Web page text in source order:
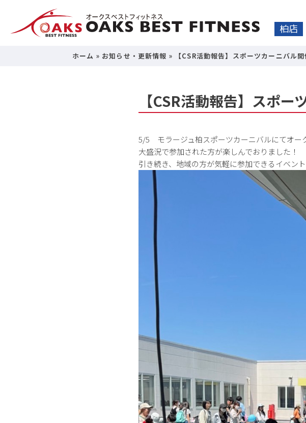
柏店
ホーム » お知らせ・更新情報 » 【CSR活動報告】スポーツカーニバル
【CSR活動報告】スポ
5/5 モラージュ柏スポーツカーニバルにてオー
大盛況で参加された方が楽しんでおりました！
引き続き、地域の方が気軽に参加できるイベン